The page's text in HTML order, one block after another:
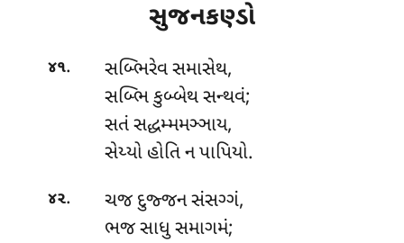
સુજનકણ્ડો
૪૧.
સબ્ભિરેવ સમાસેથ,
સબ્ભિ કુબ્બેથ સન્થવં;
સતં સદ્ધમ્મમઞ્ઞાય,
સેય્યો હોતિ ન પાપિયો.
૪૨.
ચજ દુજ્જન સંસગ્ગં,
ભજ સાધુ સમાગમં;